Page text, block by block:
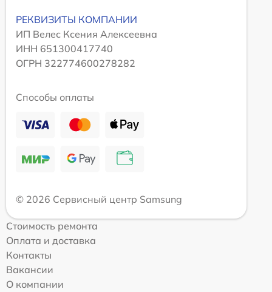
РЕКВИЗИТЫ КОМПАНИИ
ИП Велес Ксения Алексеевна
ИНН 651300417740
ОГРН 322774600278282
Способы оплаты
© 2026 Сервисный центр Samsung
Стоимость ремонта
Оплата и доставка
Контакты
Вакансии
О компании